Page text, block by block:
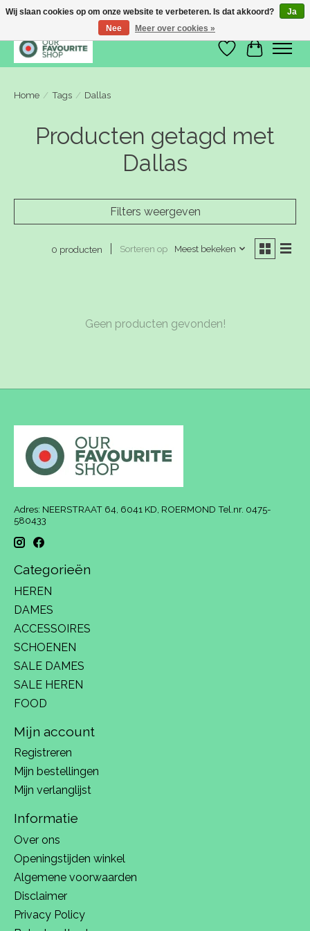
Verlanglijst
Home / Tags / Dallas
Producten getagd met
Dallas
Filters weergeven
0 producten Sorteren op Meest bekeken
Geen producten gevonden!
Adres: NEERSTRAAT 64, 6041 KD, ROERMOND Tel.nr. 0475-
580433
Categorieën
HEREN
DAMES
ACCESSOIRES
SCHOENEN
SALE DAMES
SALE HEREN
FOOD
Mijn account
Registreren
Mijn bestellingen
Mijn verlanglijst
Informatie
Over ons
Openingstijden winkel
Algemene voorwaarden
Disclaimer
Privacy Policy
Wij slaan cookies op om onze website te verbeteren. Is dat akkoord?
Ja
Nee
Meer over cookies »